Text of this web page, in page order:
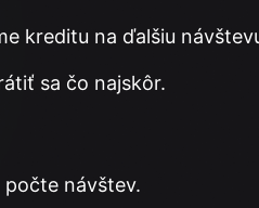
kreditu na ďalšiu
sa čo najskôr.
návštev.